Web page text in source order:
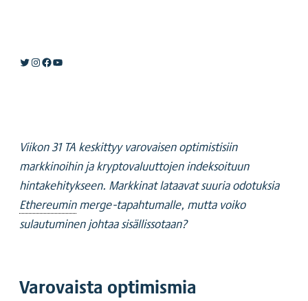
Twitter
Instagram
Facebook
YouTube
Viikon 31 TA keskittyy varovaisen optimistisiin
markkinoihin ja kryptovaluuttojen indeksoituun
hintakehitykseen. Markkinat lataavat suuria odotuksia
Ethereuminmerge-tapahtumalle, mutta voiko
sulautuminen johtaa sisällissotaan?
Varovaista optimismia